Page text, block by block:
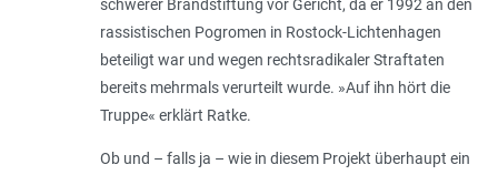
schwerer Brandstiftung vor Gericht, da er 1992 an den
rassistischen Pogromen in Rostock-Lichtenhagen
beteiligt war und wegen rechtsradikaler Straftaten
bereits mehrmals verurteilt wurde. »Auf ihn hört die
Truppe« erklärt Ratke.
Ob und – falls ja – wie in diesem Projekt überhaupt ein